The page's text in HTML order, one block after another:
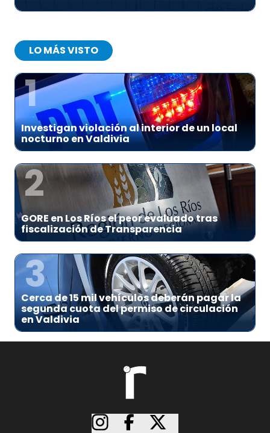
LO MÁS VISTO
1
Investigan violación al interior de un local
nocturno en Valdivia
2
GORE en Los Ríos el peor evaluado tras
fiscalización de Transparencia
3
Cerca de 15 mil vehículos deberán pagar la
segunda cuota del permiso de circulación
en Valdivia